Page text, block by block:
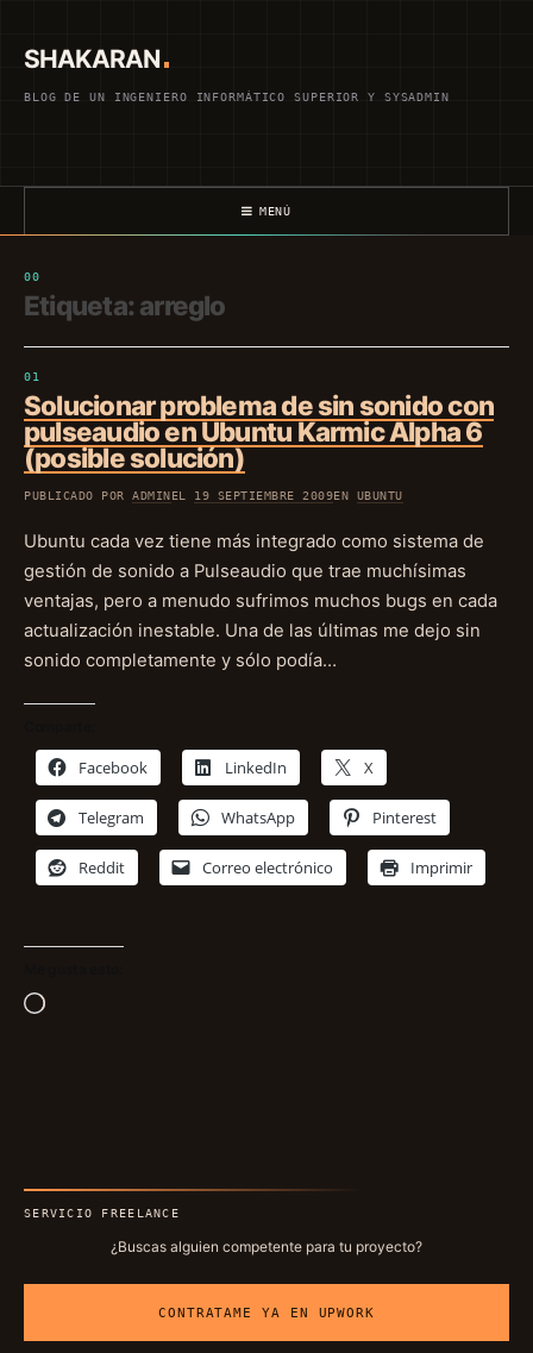
contenido
SHAKARAN
BLOG DE UN INGENIERO INFORMÁTICO SUPERIOR Y SYSADMIN
MENÚ
Etiqueta: arreglo
Solucionar problema de sin sonido con
pulseaudio en Ubuntu Karmic Alpha 6
(posible solución)
PUBLICADO PORADMINEL 19 SEPTIEMBRE 2009EN UBUNTU
Ubuntu cada vez tiene más integrado como sistema de
gestión de sonido a Pulseaudio que trae muchísimas
ventajas, pero a menudo sufrimos muchos bugs en cada
actualización inestable. Una de las últimas me dejo sin
sonido completamente y sólo podía…
Facebook LinkedIn X
Telegram WhatsApp Pinterest
Reddit Correo electrónico Imprimir
Cargando...
SERVICIO FREELANCE
¿Buscas alguien competente para tu proyecto?
CONTRATAME YA EN UPWORK